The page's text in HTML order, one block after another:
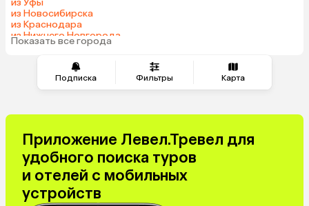
Подписка Фильтры Карта
из Уфы
из Новосибирска
из Краснодара
из Нижнего Новгорода
из Челябинска
Показать все города
Приложение Левел.Тревел для
удобного поиска туров
и отелей с мобильных
устройств